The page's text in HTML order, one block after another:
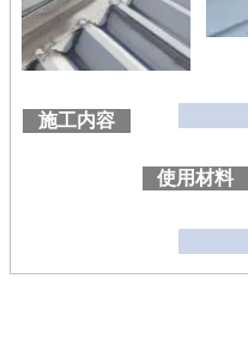
施工内容
使用材料